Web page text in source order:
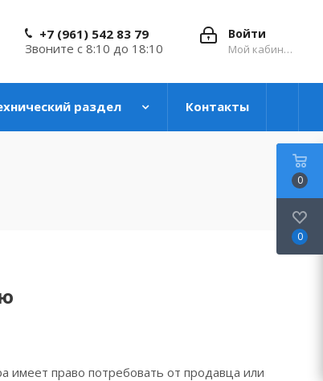
Войти
Мой кабинет
+7 (961) 542 83 79
Звоните с 8:10 до 18:10
раздел Контакты
имеет право потребовать от продавца или
0
0